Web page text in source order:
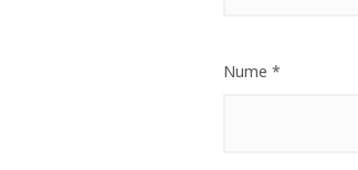
Nume *